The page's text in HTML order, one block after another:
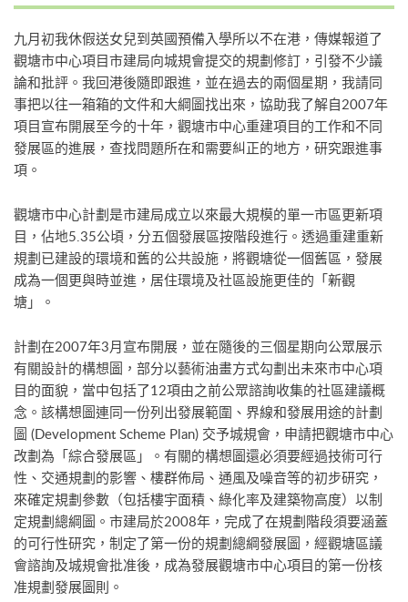
九月初我休假送女兒到英國預備入學所以不在港，傳媒報道了
觀塘市中心項目市建局向城規會提交的規劃修訂，引發不少議
論和批評。我回港後隨即跟進，並在過去的兩個星期，我請同
事把以往一箱箱的文件和大綱圖找出來，協助我了解自2007年
項目宣布開展至今的十年，觀塘市中心重建項目的工作和不同
發展區的進展，查找問題所在和需要糾正的地方，研究跟進事
項。
觀塘市中心計劃是市建局成立以來最大規模的單一市區更新項
目，佔地5.35公頃，分五個發展區按階段進行。透過重建重新
規劃已建設的環境和舊的公共設施，將觀塘從一個舊區，發展
成為一個更與時並進，居住環境及社區設施更佳的「新觀
塘」。
計劃在2007年3月宣布開展，並在隨後的三個星期向公眾展示
有關設計的構想圖，部分以藝術油畫方式勾劃出未來市中心項
目的面貌，當中包括了12項由之前公眾諮詢收集的社區建議概
念。該構想圖連同一份列出發展範圍、界線和發展用途的計劃
圖 (Development Scheme Plan) 交予城規會，申請把觀塘市中心
改劃為「綜合發展區」。有關的構想圖還必須要經過技術可行
性、交通規劃的影響、樓群佈局、通風及噪音等的初步研究，
來確定規劃參數（包括樓宇面積、綠化率及建築物高度）以制
定規劃總綱圖。市建局於2008年，完成了在規劃階段須要涵蓋
的可行性研究，制定了第一份的規劃總綱發展圖，經觀塘區議
會諮詢及城規會批准後，成為發展觀塘市中心項目的第一份核
准規劃發展圖則。